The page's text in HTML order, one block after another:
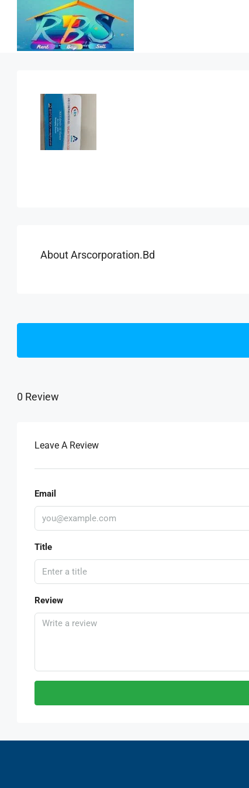
About Arscorporation.bd
0 Review
Leave A Review
Email
Title
Review